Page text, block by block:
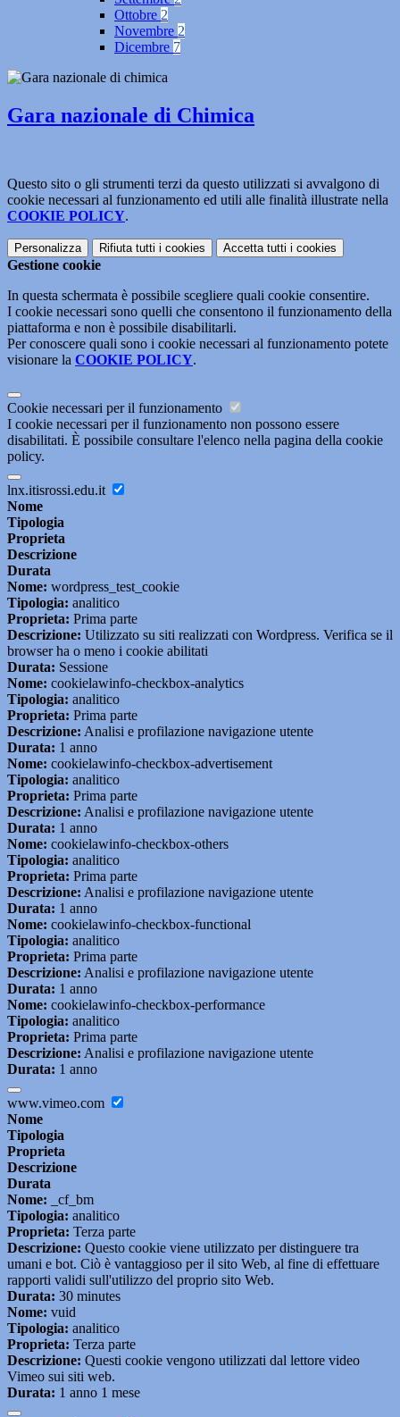
Ottobre 2
Novembre 2
Dicembre 7
Gara nazionale di Chimica
Questo sito o gli strumenti terzi da questo utilizzati si avvalgono di
cookie necessari al funzionamento ed utili alle finalità illustrate nella
COOKIE POLICY.
Personalizza Rifiuta tutti i cookies Accetta tutti i cookies
Gestione cookie
In questa schermata è possibile scegliere quali cookie consentire.
I cookie necessari sono quelli che consentono il funzionamento della
piattaforma e non è possibile disabilitarli.
Per conoscere quali sono i cookie necessari al funzionamento potete
visionare la COOKIE POLICY.
Cookie necessari per il funzionamento
I cookie necessari per il funzionamento non possono essere
disabilitati. È possibile consultare l'elenco nella pagina della cookie
policy.
lnx.itisrossi.edu.it
Nome
Tipologia
Proprieta
Descrizione
Durata
Nome: wordpress_test_cookie
Tipologia: analitico
Proprieta: Prima parte
Descrizione: Utilizzato su siti realizzati con Wordpress. Verifica se il
browser ha o meno i cookie abilitati
Durata: Sessione
Nome: cookielawinfo-checkbox-analytics
Tipologia: analitico
Proprieta: Prima parte
Descrizione: Analisi e profilazione navigazione utente
Durata: 1 anno
Nome: cookielawinfo-checkbox-advertisement
Tipologia: analitico
Proprieta: Prima parte
Descrizione: Analisi e profilazione navigazione utente
Durata: 1 anno
Nome: cookielawinfo-checkbox-others
Tipologia: analitico
Proprieta: Prima parte
Descrizione: Analisi e profilazione navigazione utente
Durata: 1 anno
Nome: cookielawinfo-checkbox-functional
Tipologia: analitico
Proprieta: Prima parte
Descrizione: Analisi e profilazione navigazione utente
Durata: 1 anno
Nome: cookielawinfo-checkbox-performance
Tipologia: analitico
Proprieta: Prima parte
Descrizione: Analisi e profilazione navigazione utente
Durata: 1 anno
www.vimeo.com
Nome
Tipologia
Proprieta
Descrizione
Durata
Nome: _cf_bm
Tipologia: analitico
Proprieta: Terza parte
Descrizione: Questo cookie viene utilizzato per distinguere tra
umani e bot. Ciò è vantaggioso per il sito Web, al fine di effettuare
rapporti validi sull'utilizzo del proprio sito Web.
Durata: 30 minutes
Nome: vuid
Tipologia: analitico
Proprieta: Terza parte
Descrizione: Questi cookie vengono utilizzati dal lettore video
Vimeo sui siti web.
Durata: 1 anno 1 mese